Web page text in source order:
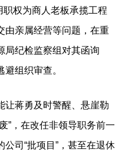
权为商人老板承揽工程
由亲属经营等问题，在重
局纪检监察组对其函询
组织审查。
蒋勇及时警醒、悬崖勒
”，在改任非领导职务前一
司“批项目”，甚至在退休